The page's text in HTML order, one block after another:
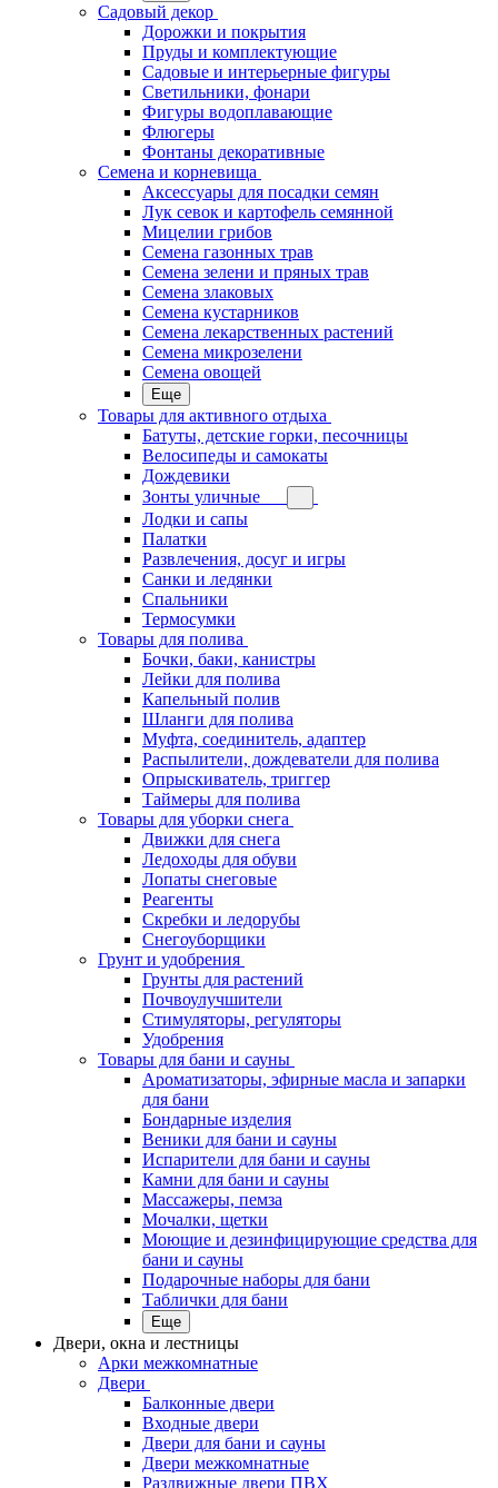
Садовый декор
Дорожки и покрытия
Пруды и комплектующие
Садовые и интерьерные фигуры
Светильники, фонари
Фигуры водоплавающие
Флюгеры
Фонтаны декоративные
Семена и корневища
Аксессуары для посадки семян
Лук севок и картофель семянной
Мицелии грибов
Семена газонных трав
Семена зелени и пряных трав
Семена злаковых
Семена кустарников
Семена лекарственных растений
Семена микрозелени
Семена овощей
Еще
Товары для активного отдыха
Батуты, детские горки, песочницы
Велосипеды и самокаты
Дождевики
Зонты уличные
Лодки и сапы
Палатки
Развлечения, досуг и игры
Санки и ледянки
Спальники
Термосумки
Товары для полива
Бочки, баки, канистры
Лейки для полива
Капельный полив
Шланги для полива
Муфта, соединитель, адаптер
Распылители, дождеватели для полива
Опрыскиватель, триггер
Таймеры для полива
Товары для уборки снега
Движки для снега
Ледоходы для обуви
Лопаты снеговые
Реагенты
Скребки и ледорубы
Снегоуборщики
Грунт и удобрения
Грунты для растений
Почвоулучшители
Стимуляторы, регуляторы
Удобрения
Товары для бани и сауны
Ароматизаторы, эфирные масла и запарки
для бани
Бондарные изделия
Веники для бани и сауны
Испарители для бани и сауны
Камни для бани и сауны
Массажеры, пемза
Мочалки, щетки
Моющие и дезинфицирующие средства для
бани и сауны
Подарочные наборы для бани
Таблички для бани
Еще
Двери, окна и лестницы
Арки межкомнатные
Двери
Балконные двери
Входные двери
Двери для бани и сауны
Двери межкомнатные
Раздвижные двери ПВХ